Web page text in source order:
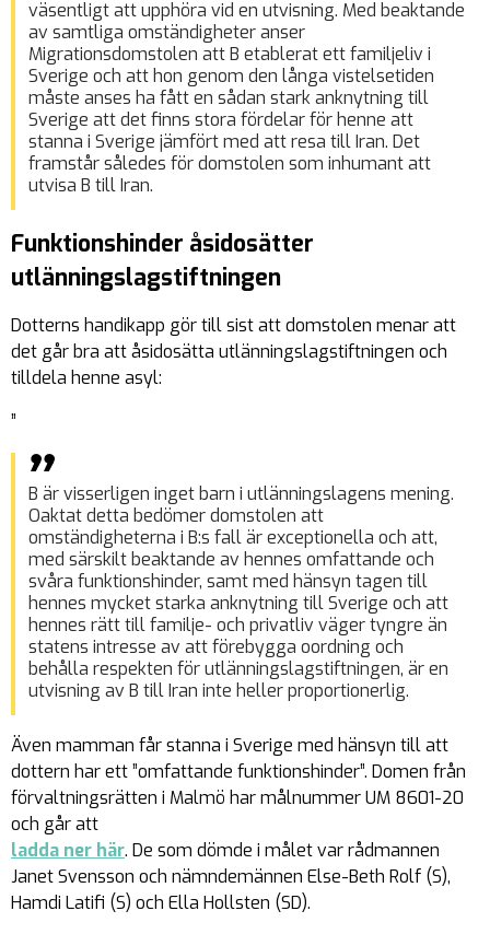
väsentligt att upphöra vid en utvisning. Med beaktande
av samtliga omständigheter anser
Migrationsdomstolen att B etablerat ett familjeliv i
Sverige och att hon genom den långa vistelsetiden
måste anses ha fått en sådan stark anknytning till
Sverige att det finns stora fördelar för henne att
stanna i Sverige jämfört med att resa till Iran. Det
framstår således för domstolen som inhumant att
utvisa B till Iran.
Funktionshinder åsidosätter
utlänningslagstiftningen
Dotterns handikapp gör till sist att domstolen menar att
det går bra att åsidosätta utlänningslagstiftningen och
tilldela henne asyl:
”
B är visserligen inget barn i utlänningslagens mening.
Oaktat detta bedömer domstolen att
omständigheterna i B:s fall är exceptionella och att,
med särskilt beaktande av hennes omfattande och
svåra funktionshinder, samt med hänsyn tagen till
hennes mycket starka anknytning till Sverige och att
hennes rätt till familje- och privatliv väger tyngre än
statens intresse av att förebygga oordning och
behålla respekten för utlänningslagstiftningen, är en
utvisning av B till Iran inte heller proportionerlig.
Även mamman får stanna i Sverige med hänsyn till att
dottern har ett ”omfattande funktionshinder”. Domen från
förvaltningsrätten i Malmö har målnummer UM 8601-20
och går att
ladda ner här. De som dömde i målet var rådmannen
Janet Svensson och nämndemännen Else-Beth Rolf (S),
Hamdi Latifi (S) och Ella Hollsten (SD).